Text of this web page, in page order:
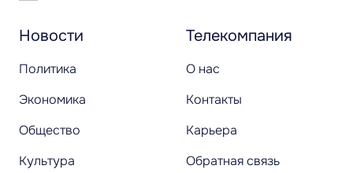
Новости
Политика
Экономика
Общество
Культура
Телекомпания
О нас
Контакты
Карьера
Обратная связь